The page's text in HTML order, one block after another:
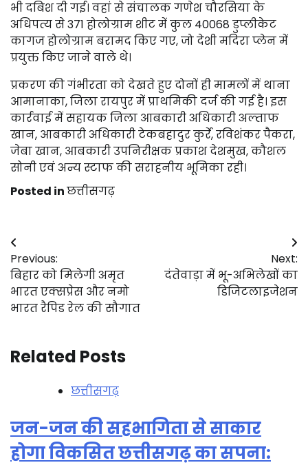
भी दबिश दी गई। वहां से संचालक गणेश चौरसिया के
अधिपत्य से 371 होलोग्राम शीट में कुल 40068 डुप्लीकेट
कागज होलोग्राम बरामद किए गए, जो देशी मदिरा प्लेन में
प्रयुक्त किए जाने वाले थे।
प्रकरण की गंभीरता को देखते हुए दोनों ही मामलों में थाना
आमानाका, जिला रायपुर में प्राथमिकी दर्ज की गई है। इस
कार्रवाई में सहायक जिला आबकारी अधिकारी अल्ताफ
खान, आबकारी अधिकारी टेकबहादुर कुर्रे, रविशंकर पैकरा,
जेबा खान, आबकारी उपनिरीक्षक प्रकाश देशमुख, कौशल
सोनी एवं अन्य स्टाफ की सराहनीय भूमिका रही।
Posted inछत्तीसगढ़
Post
navigation
Previous:
बिहार को मिलेगी अमृत
भारत एक्सप्रेस और नमो
भारत रैपिड रेल की सौगात
Next:
दंतेवाड़ा में भू-अभिलेखों का
डिजिटलाइजेशन
Related Posts
छत्तीसगढ़
जन-जन की सहभागिता से साकार
होगा विकसित छत्तीसगढ़ का सपना: